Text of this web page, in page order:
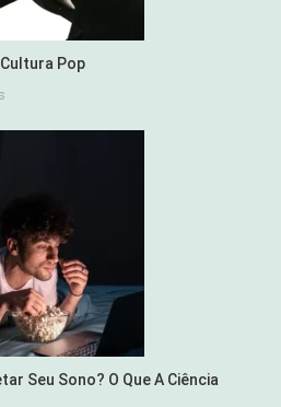
Pop
Seu Sono? O Que A Ciência